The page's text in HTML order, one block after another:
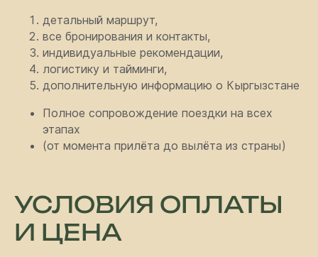
детальный маршрут,
все бронирования и контакты,
индивидуальные рекомендации,
логистику и тайминги,
дополнительную информацию о Кыргызстане
Полное сопровождение поездки на всех
этапах
(от момента прилёта до вылёта из страны)
УСЛОВИЯ ОПЛАТЫ
И ЦЕНА
+996
Отправить
сполитикой конфиденциальности